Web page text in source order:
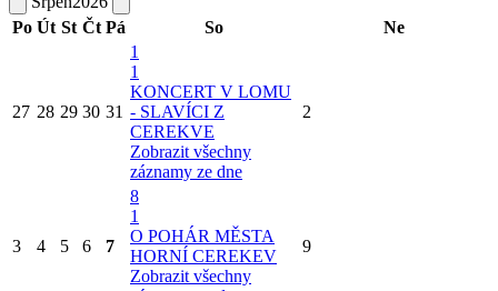
Po Út St Čt Pá So Ne
27 28 29 30 31
1
1
KONCERT V LOMU
- SLAVÍCI Z
CEREKVE
Zobrazit všechny
záznamy ze dne
2
3 4 5 6 7
8
1
O POHÁR MĚSTA
HORNÍ CEREKEV
Zobrazit všechny
9